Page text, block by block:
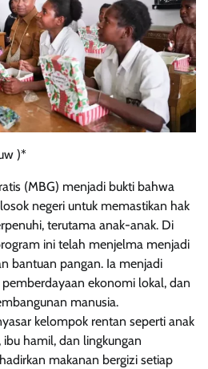
)*
(MBG) menjadi bukti bahwa
negeri untuk memastikan hak
terutama anak-anak. Di
ini telah menjelma menjadi
bantuan pangan. Ia menjadi
ekonomi lokal, dan
manusia.
kelompok rentan seperti anak
hamil, dan lingkungan
makanan bergizi setiap